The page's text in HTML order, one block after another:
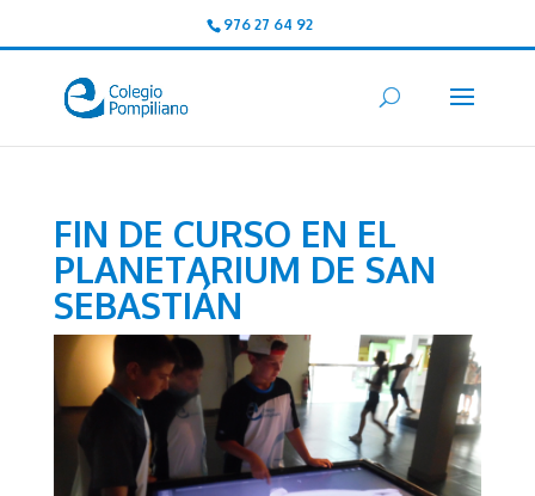
976 27 64 92
FIN DE CURSO EN EL
PLANETARIUM DE SAN
SEBASTIÁN